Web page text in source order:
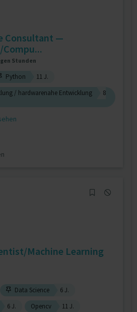
Consultant —
Stunden
Python
11 J.
/ hardwarenahe Entwicklung
8
Machine Learning
Data Science
6 J.
6 J. Opencv 11 J.